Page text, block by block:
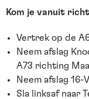
Kom je vanuit
Vertrek op de
Neem afslag
A73 richting
Neem afslag
Sla linksaf naar